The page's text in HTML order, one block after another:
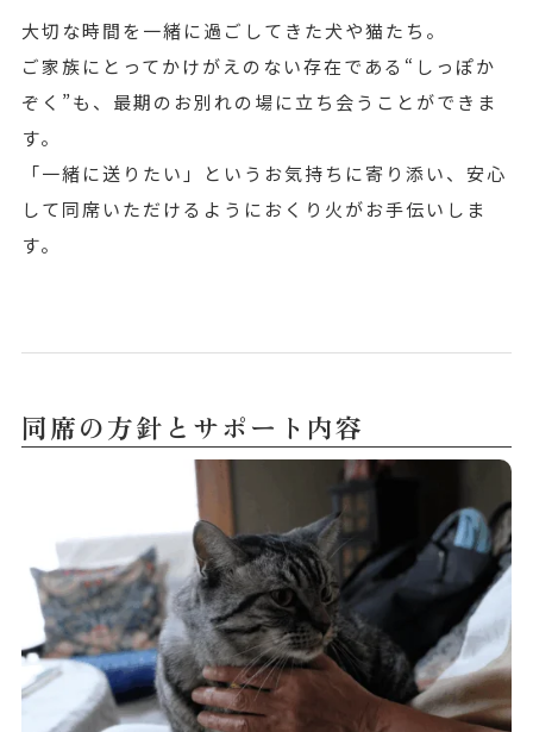
大切な時間を一緒に過ごしてきた犬や猫たち。
ご家族にとってかけがえのない存在である“しっぽか
ぞく”も、最期のお別れの場に立ち会うことができま
す。
「一緒に送りたい」というお気持ちに寄り添い、安心
して同席いただけるようにおくり火がお手伝いしま
す。
同席の方針とサポート内容